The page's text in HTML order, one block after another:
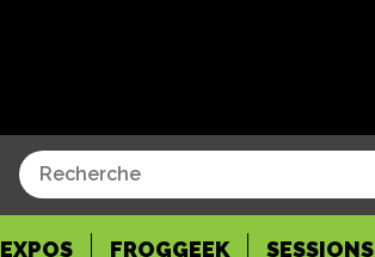
EXPOS FROGGEEK SESSIONS